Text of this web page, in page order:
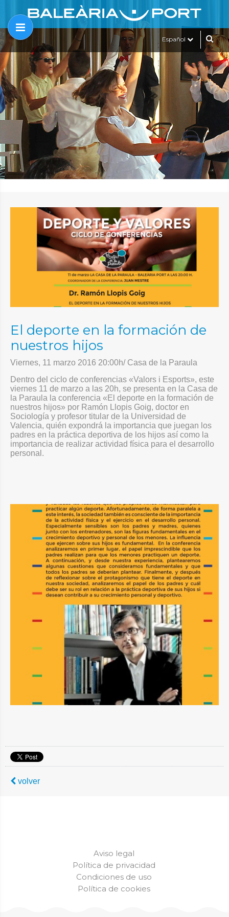
Español
El deporte en la formación de
nuestros hijos
Viernes, 11 marzo 2016 20:00h/ Casa de la Paraula
Dentro del ciclo de conferencias «Valors i Esports», este
viernes 11 de marzo a las 20h, se presenta en la Casa de
la Paraula la conferencia «El deporte en la formación de
nuestros hijos» por Ramón Llopis Goig, doctor en
Sociología y profesor titular de la Universidad de
Valencia, quién expondrá la importancia que juegan los
padres en la práctica deportiva de los hijos así como la
importancia de realizar actividad física para el desarrollo
personal.
volver
Aviso legal
Política de privacidad
Condiciones de uso
Política de cookies